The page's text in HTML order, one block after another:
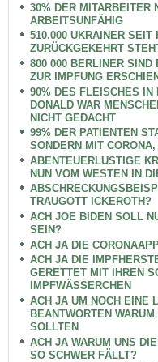
30% DER MITARBEITER
ARBEITSUNFÄHIG
510.000 UKRAINER SEIT
ZURÜCKGEKEHRT
800 000 BERLINER SIND
ZUR IMPFUNG
90% DES FLEISCHES IN
DONALD WAR
NICHT GEDACHT
99% DER PATIENTEN
SONDERN MIT
ABENTEUERLUSTIGE
NUN VOM WESTEN IN
TRAUGOTT ICKEROTH?
ACH JOE BIDEN SOLL
SEIN?
ACH JA DIE
ACH JA DIE
GERETTET MIT IHREN
IMPFWÄSSERCHEN
ACH JA UM NOCH EINE
BEANTWORTEN
SOLLTEN
ACH JA WARUM UNS
SO SCHWER FÄLLT?